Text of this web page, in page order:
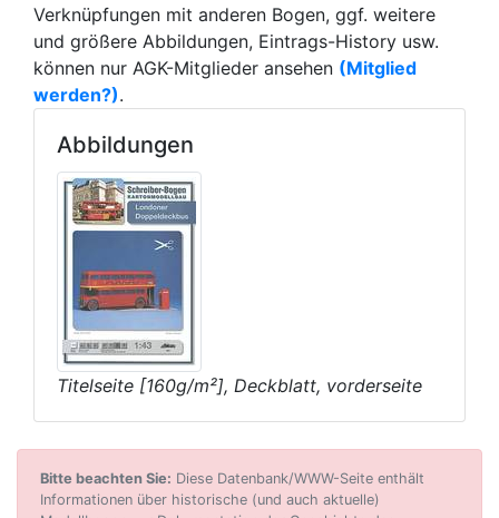
Verknüpfungen mit anderen Bogen, ggf. weitere
und größere Abbildungen, Eintrags-History usw.
können nur AGK-Mitglieder ansehen (Mitglied
werden?).
Abbildungen
Titelseite [160g/m²], Deckblatt, vorderseite
Bitte beachten Sie: Diese Datenbank/WWW-Seite enthält
Informationen über historische (und auch aktuelle)